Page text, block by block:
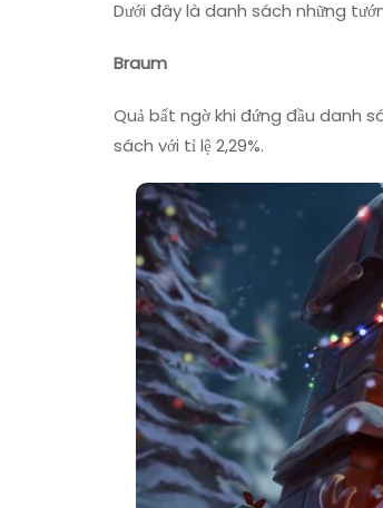
Dưới đây là danh sách những
Braum
Quả bất ngờ khi đứng đầu danh
sách với tỉ lệ 2,29%.